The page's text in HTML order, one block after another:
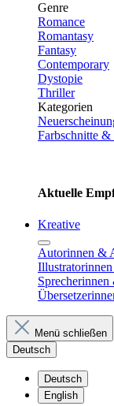
Genre
Romance
Romantasy
Fantasy
Contemporary
Dystopie
Thriller
Kategorien
Farbschnitte &
Aktuelle
Kreative
Autorinnen &
Sprecherinnen
Menü schließen
Deutsch
Deutsch
English